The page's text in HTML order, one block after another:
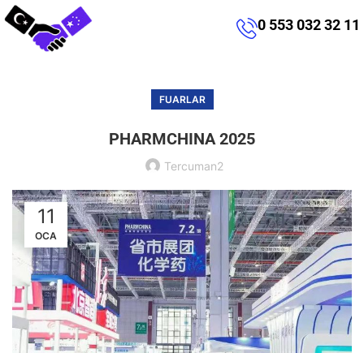
0 553 032 32 11
FUARLAR
PHARMCHINA 2025
Tercuman2
11
OCA